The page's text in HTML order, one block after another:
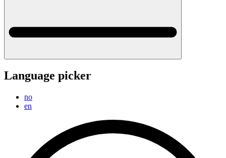
Language picker
no
en